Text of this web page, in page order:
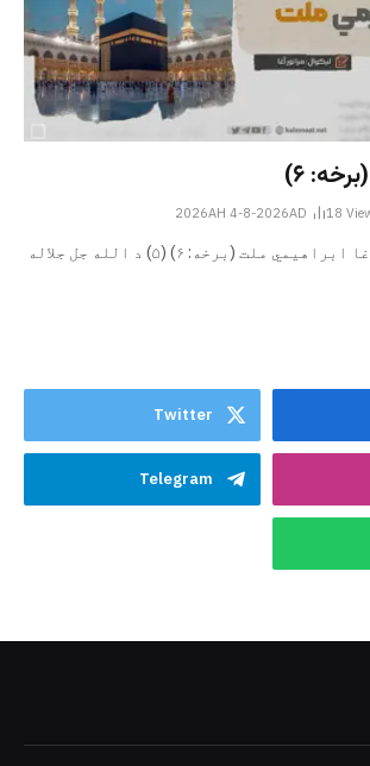
۶)
18
ليکوال: میا نور آغا ابراهيمي ملت (برخه: ۶) (۵) د الله جل جلاله
Twitter
Telegram